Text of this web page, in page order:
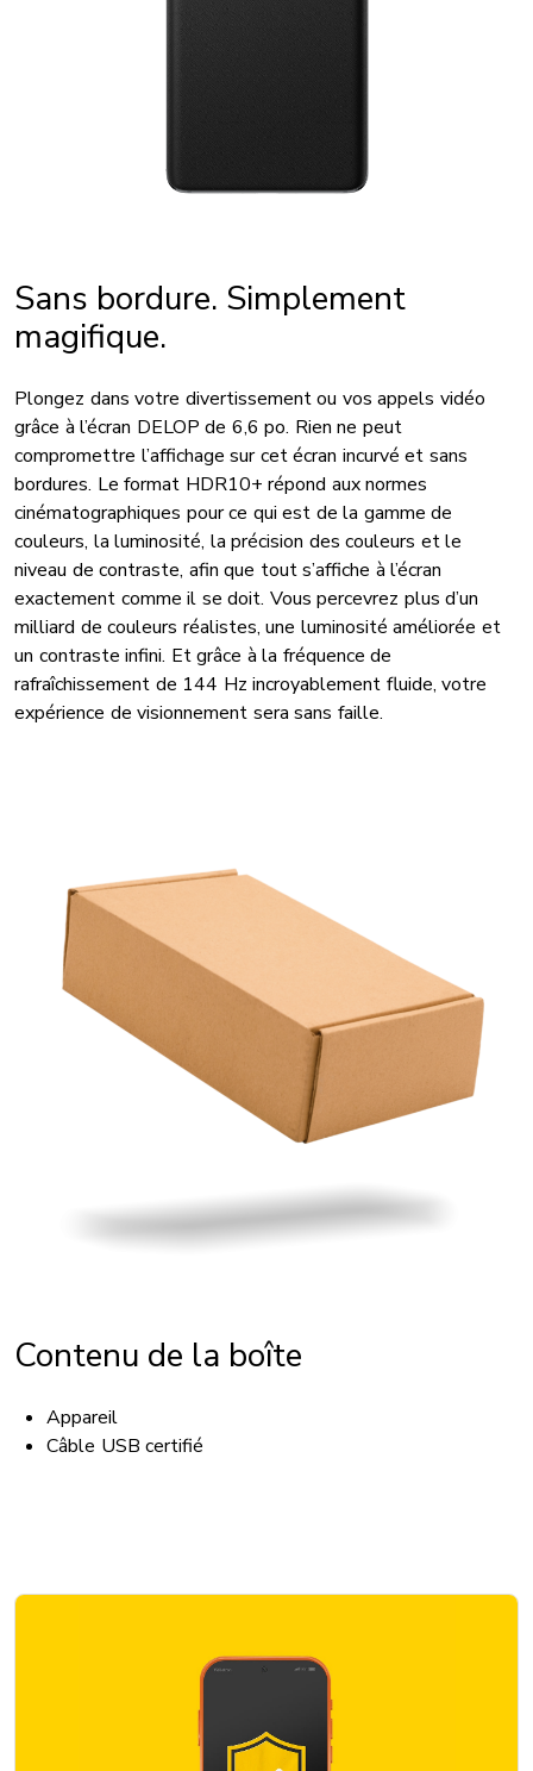
Sans bordure. Simplement
magifique.
Plongez dans votre divertissement ou vos appels vidéo
grâce à l’écran DELOP de 6,6 po. Rien ne peut
compromettre l’affichage sur cet écran incurvé et sans
bordures. Le format HDR10+ répond aux normes
cinématographiques pour ce qui est de la gamme de
couleurs, la luminosité, la précision des couleurs et le
niveau de contraste, afin que tout s’affiche à l’écran
exactement comme il se doit. Vous percevrez plus d’un
milliard de couleurs réalistes, une luminosité améliorée et
un contraste infini. Et grâce à la fréquence de
rafraîchissement de 144 Hz incroyablement fluide, votre
expérience de visionnement sera sans faille.
Contenu de la boîte
Appareil
Câble USB certifié
ACCESSIBILITÉ
Compatibilité avec service T911: Oui
Dispositif mains libres: Oui